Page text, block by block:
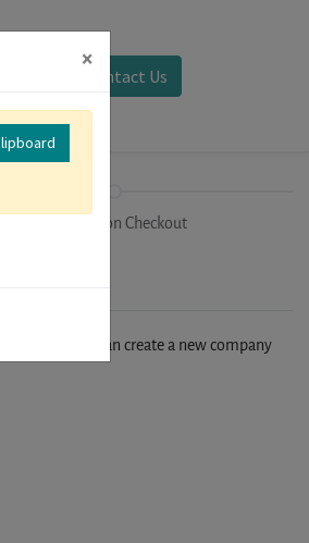
Contact Us
Registration Checkout
you can create a new company
×